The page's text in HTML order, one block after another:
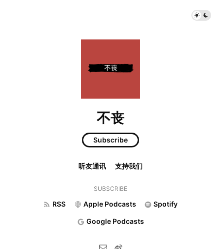
不丧
Subscribe
听友通讯 支持我们
SUBSCRIBE
RSS Apple Podcasts Spotify
Google Podcasts